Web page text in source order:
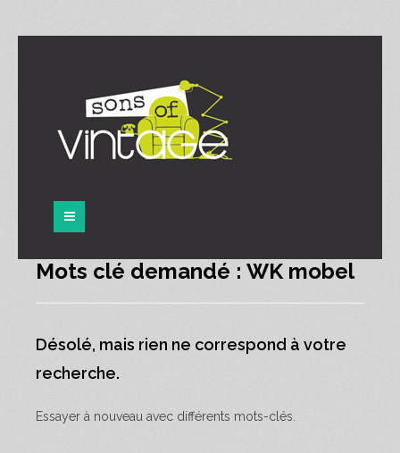
Mots clé demandé : WK mobel
Désolé, mais rien ne correspond à votre
recherche.
Essayer à nouveau avec différents mots-clés.